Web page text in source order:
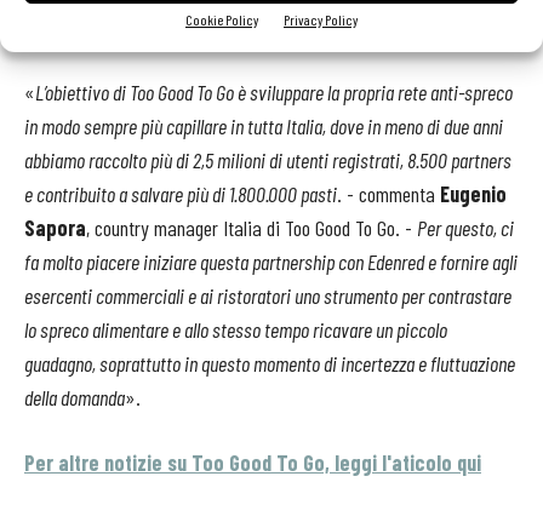
Cookie Policy Privacy Policy
stesso tempo, a dare valore al cibo, riducendone lo spreco
«L’obiettivo di Too Good To Go è sviluppare la propria rete anti-spreco
in modo sempre più capillare in tutta Italia, dove in meno di due anni
abbiamo raccolto più di 2,5 milioni di utenti registrati, 8.500 partners
e contribuito a salvare più di 1.800.000 pasti. - commenta Eugenio
Sapora, country manager Italia di Too Good To Go. - Per questo, ci
fa molto piacere iniziare questa partnership con Edenred e fornire agli
esercenti commerciali e ai ristoratori uno strumento per contrastare
lo spreco alimentare e allo stesso tempo ricavare un piccolo
guadagno, soprattutto in questo momento di incertezza e fluttuazione
della domanda».
Per altre notizie su Too Good To Go, leggi l'aticolo qui